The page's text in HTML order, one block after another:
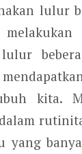
lulur
kita.
yang